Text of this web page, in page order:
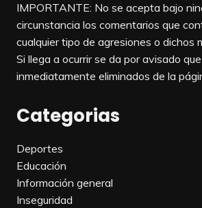
IMPORTANTE: No se acepta bajo
circunstancia los comentarios que
cualquier tipo de agresiones o dichos
Si llega a ocurrir se da por avisado
inmediatamente eliminados de la
Categorias
Deportes
Educación
Información general
Inseguridad